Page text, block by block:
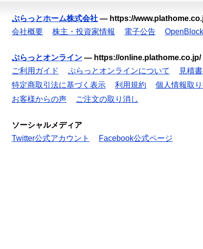
ぷらっとホーム株式会社 — https://
会社概要
株主・投資家情報 電子公告
ぷらっとオンライン — https://online.plathome.co.jp/
ご利用ガイド
ぷらっとオンラインについて 見積
特定商取引法に基づく表示
利用規約 個人情報取
お客様からの声
ご注文の取り消し
ソーシャルメディア
Twitter公式アカウント
Facebook公式ページ